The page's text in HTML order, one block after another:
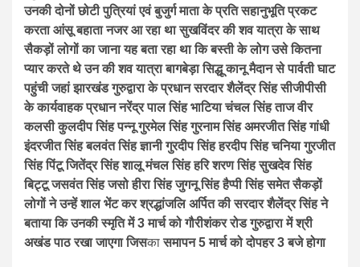
उनकी दोनों छोटी पुत्रियां एवं बुजुर्ग माता के प्रति सहानुभूति प्रकट
करता आंसू बहाता नजर आ रहा था सुखविंदर की शव यात्रा के साथ
सैकड़ों लोगों का जाना यह बता रहा था कि बस्ती के लोग उसे कितना
प्यार करते थे उन की शव यात्रा बागबेड़ा सिद्धू कानू मैदान से पार्वती घाट
पहुंची जहां झारखंड गुरुद्वारा के प्रधान सरदार शैलेंद्र सिंह सीजीपीसी
के कार्यवाहक प्रधान नरेंद्र पाल सिंह भाटिया चंचल सिंह ताज वीर
कलसी कुलदीप सिंह पन्नू गुरमेल सिंह गुरनाम सिंह अमरजीत सिंह गांधी
इंदरजीत सिंह बलवंत सिंह ज्ञानी गुरदीप सिंह हरदीप सिंह चनिया गुरजीत
सिंह पिंटू जितेंद्र सिंह शालू मंचल सिंह हरि शरण सिंह सुखदेव सिंह
बिट्टू जसवंत सिंह जसो हीरा सिंह जुगनू सिंह हैप्पी सिंह समेत सैकड़ों
लोगों ने उन्हें शाल भेंट कर श्रद्धांजलि अर्पित की सरदार शैलेंद्र सिंह ने
बताया कि उनकी स्मृति में 3 मार्च को गौरीशंकर रोड गुरुद्वारा में श्री
अखंड पाठ रखा जाएगा जिसकासमापन 5 मार्च को दोपहर 3 बजे होगा